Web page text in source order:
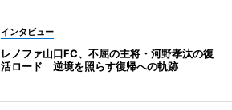
インタビュー
レノファ山口FC、不屈の主将・河野孝汰の復
活ロード 逆境を照らす復帰への軌跡